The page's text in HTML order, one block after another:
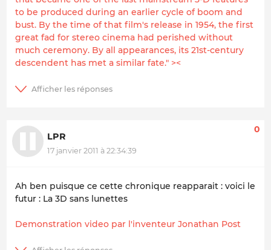
to be produced during an earlier cycle of boom and
bust. By the time of that film's release in 1954, the first
great fad for stereo cinema had perished without
much ceremony. By all appearances, its 21st-century
descendent has met a similar fate." ><
LPR
17 janvier 2011 à 22:34:39
0
Ah ben puisque ce cette chronique reapparait : voici le
futur : La 3D sans lunettes
Demonstration video par l'inventeur Jonathan Post